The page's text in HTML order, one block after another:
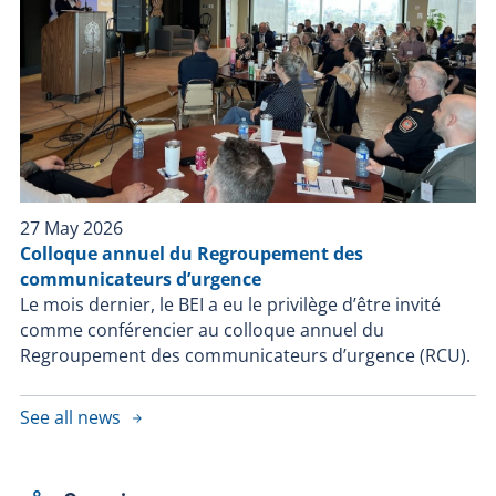
27 May 2026
Colloque annuel du Regroupement des
communicateurs d’urgence
Le mois dernier, le BEI a eu le privilège d’être invité
comme conférencier au colloque annuel du
Regroupement des communicateurs d’urgence (RCU).
See all news